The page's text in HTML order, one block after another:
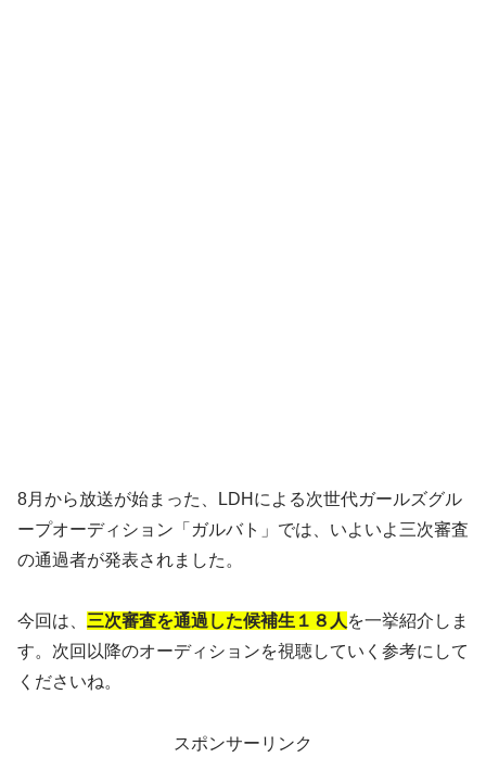
8月から放送が始まった、LDHによる次世代ガールズグル
ープオーディション「ガルバト」では、いよいよ三次審査
の通過者が発表されました。
今回は、 三次審査を通過した候補生１８人を一挙紹介しま
す。次回以降のオーディションを視聴していく参考にして
くださいね。
スポンサーリンク